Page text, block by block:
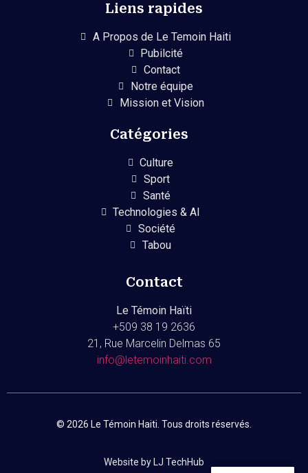
Liens rapides
A Propos de Le Temoin Haiti
Pubilcité
Contact
Notre équipe
Mission et Vision
Catégories
Culture
Sport
Santé
Technologies & AI
Société
Tabou
Contact
Le Témoin Haïti
+509 38 19 2636
21, Rue Marcelin Delmas 65
info@letemoinhaiti.com
© 2026 Le Témoin Haiti. Tous droits réservés.
Website by LJ TechHub